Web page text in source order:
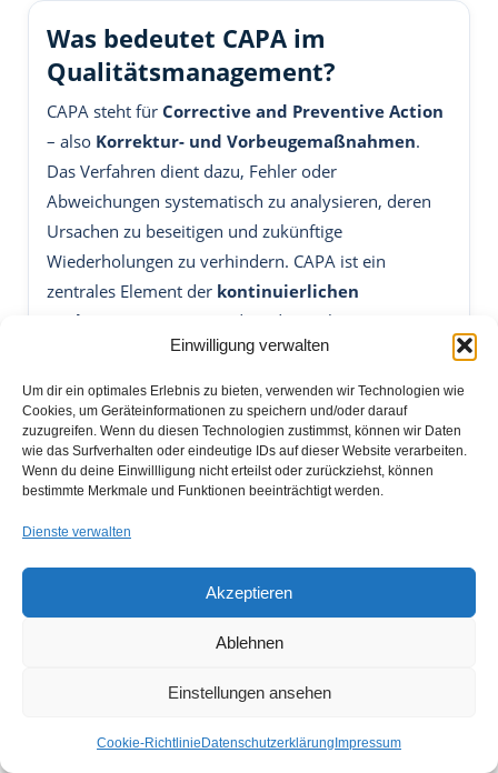
Einwilligung verwalten
Um dir ein optimales Erlebnis zu bieten, verwenden wir Technologien wie
Cookies, um Geräteinformationen zu speichern und/oder darauf
zuzugreifen. Wenn du diesen Technologien zustimmst, können wir Daten
wie das Surfverhalten oder eindeutige IDs auf dieser Website verarbeiten.
Wenn du deine Einwillligung nicht erteilst oder zurückziehst, können
bestimmte Merkmale und Funktionen beeinträchtigt werden.
Dienste verwalten
Akzeptieren
Ablehnen
Einstellungen ansehen
Cookie-Richtlinie Datenschutzerklärung Impressum
Was bedeutet CAPA im
Qualitätsmanagement?
CAPA steht für Corrective and Preventive Action
– also Korrektur- und Vorbeugemaßnahmen.
Das Verfahren dient dazu, Fehler oder
Abweichungen systematisch zu analysieren, deren
Ursachen zu beseitigen und zukünftige
Wiederholungen zu verhindern. CAPA ist ein
zentrales Element der kontinuierlichen
Verbesserung (KVP)
und wird in vielen Normen,
insbesondere ISO 9001, ISO 13485 und IATF 16949,
explizit gefordert.
Wie unterscheidet sich CAPA von
einer einfachen
Korrekturmaßnahme?
hingegen umfasst zusätzlich eine
des Problems langfristig auszuschließen. Der Fokus